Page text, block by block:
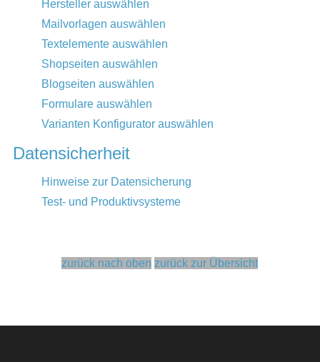
Hersteller auswählen
Mailvorlagen auswählen
Textelemente auswählen
Shopseiten auswählen
Blogseiten auswählen
Formulare auswählen
Varianten Konfigurator auswählen
Datensicherheit
Hinweise zur Datensicherung
Test- und Produktivsysteme
zurück nach oben zurück zur Übersicht